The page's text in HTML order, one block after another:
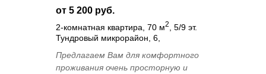
от 5 200 руб.
2-комнатная квартира, 70 м2
, 5/9 эт.
Тундровый микрорайон, 6,
Предлагаем Вам для комфортного
проживания очень просторную и